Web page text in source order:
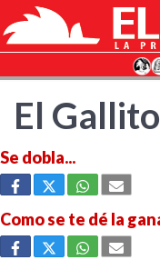
El
Se dobla...
Como se te dé la